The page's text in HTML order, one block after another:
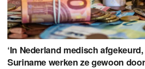
‘In Nederland medisch
Suriname werken ze gewoon